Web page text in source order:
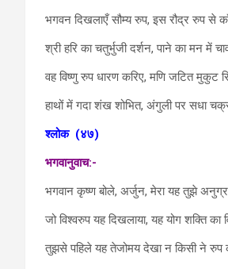
भगवन दिखलाएँ सौम्य रुप, इस रौद्र रुप से
श्री हरि का चतुर्भुजी दर्शन, पाने का मन में
वह विष्णु रुप धारण करिए, मणि जटित मुकुट
हाथों में गदा शंख शोभित, अंगुली पर सधा
श्लोक (४७)
भगवानुवाच:-
भगवान कृष्ण बोले, अर्जुन, मेरा यह तुझे
जो विश्वरुप यह दिखलाया, यह योग शक्ति का
तुझसे पहिले यह तेजोमय देखा न किसी ने रुप